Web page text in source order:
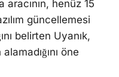
aracının, henüz 15
güncellemesi
belirten Uyanık,
öne